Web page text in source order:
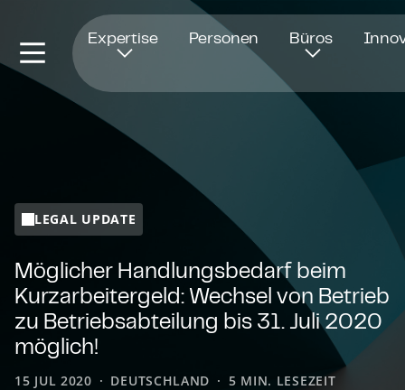
Expertise Personen Büros
LEGAL UPDATE
Möglicher Hand­lungs­be­darf beim
Kurz­ar­bei­ter­geld: Wechsel von Betrieb
zu Be­triebs­ab­tei­lung bis 31. Juli 2020
möglich!
15 JUL 2020 DEUTSCHLAND 5 MIN. LESEZEIT
Öffnet in einem neuen Fenster